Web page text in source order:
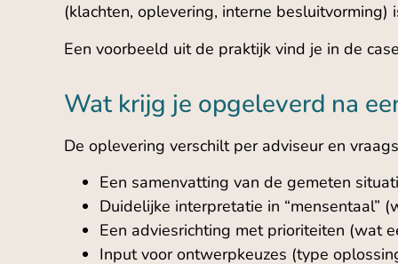
(klachten, oplevering, interne besluitvorming)
Een voorbeeld uit de praktijk vind je in de
Wat krijg je opgeleverd na
De oplevering verschilt per adviseur en
Een samenvatting van de gemeten
Duidelijke interpretatie in “mensentaal”
Een adviesrichting met prioriteiten (wat
Input voor ontwerpkeuzes (type